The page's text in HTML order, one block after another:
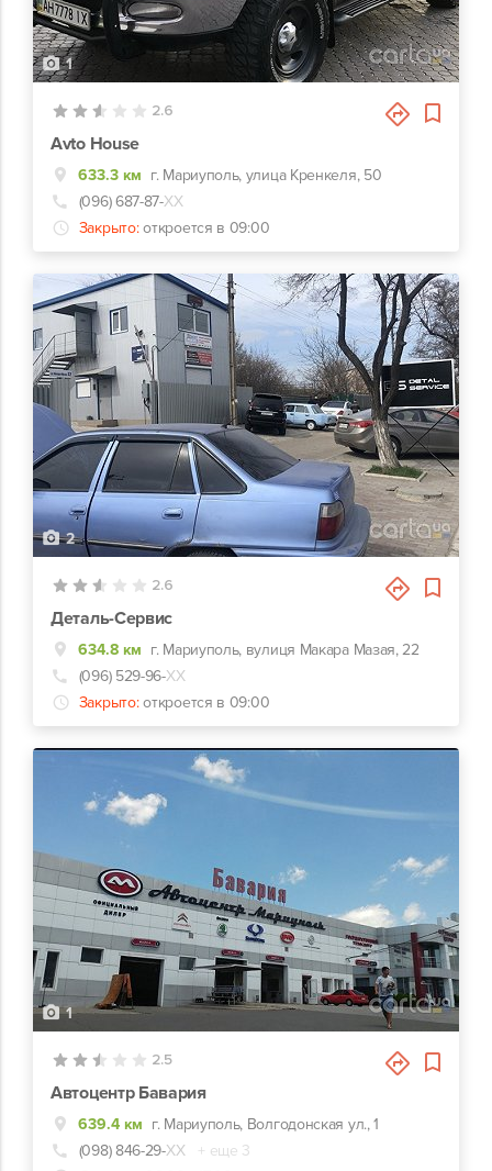
1
2.6
Avto House
633.3 км г. Мариуполь, улица Кренкеля, 50
(096) 687-87-ХХ
Закрыто: откроется в 09:00
2
2.6
Деталь-Сервис
634.8 км г. Мариуполь, вулиця Макара Мазая, 22
(096) 529-96-ХХ
Закрыто: откроется в 09:00
1
2.5
Автоцентр Бавария
639.4 км г. Мариуполь, Волгодонская ул., 1
(098) 846-29-ХХ
+ еще 3